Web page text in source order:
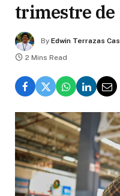
trimestre de
By Edwin Terrazas
2 Mins Read